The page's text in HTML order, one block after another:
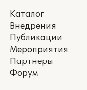
Каталог
Внедрения
Публикации
Мероприятия
Партнеры
Форум